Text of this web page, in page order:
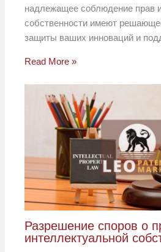
надлежащее соблюдение прав
собственности имеют
защиты ваших инноваций и
Read More »
Разрешение споров о
интеллектуальной